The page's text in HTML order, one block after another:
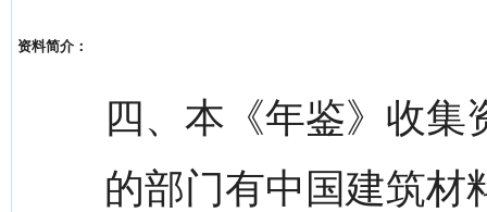
资料简介：
四、本《年鉴》收
的部门有中国建筑材